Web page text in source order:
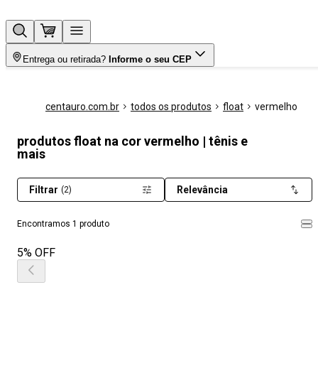
Entrega ou retirada? Informe o seu CEP
centauro.com.br todos os produtos float vermelho
produtos float na cor vermelho | tênis e
mais
Encontramos 1 produto
Filtrar (2) Relevância
5% OFF